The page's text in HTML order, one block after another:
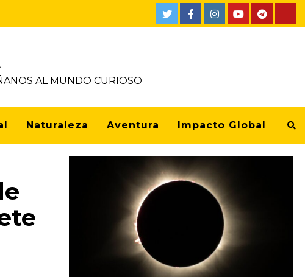
AL MUNDO CURIOSO
Naturaleza Aventura Impacto Global